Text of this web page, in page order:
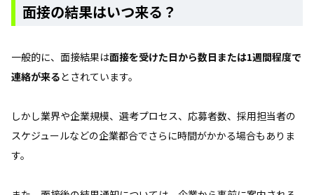
面接の結果はいつ来る？
一般的に、面接結果は面接を受けた日から数日または1週間程度で
連絡が来るとされています。
しかし業界や企業規模、選考プロセス、応募者数、採用担当者の
スケジュールなどの企業都合でさらに時間がかかる場合もありま
す。